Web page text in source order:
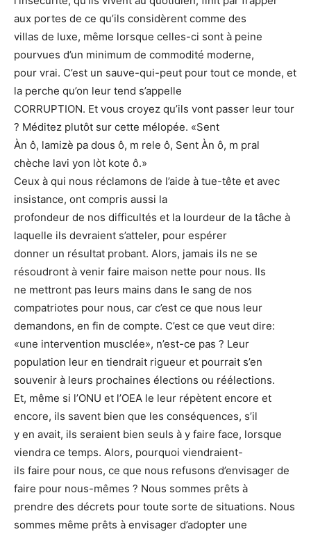
aux portes de ce qu’ils considèrent comme des
villas de luxe, même lorsque celles-ci sont à peine
pourvues d’un minimum de commodité moderne,
pour vrai. C’est un sauve-qui-peut pour tout ce monde, et
la perche qu’on leur tend s’appelle
CORRUPTION. Et vous croyez qu’ils vont passer leur tour
? Méditez plutôt sur cette mélopée. «Sent
Àn ô, lamizè pa dous ô, m rele ô, Sent Àn ô, m pral
chèche lavi yon lòt kote ô.»
Ceux à qui nous réclamons de l’aide à tue-tête et avec
insistance, ont compris aussi la
profondeur de nos difficultés et la lourdeur de la tâche à
laquelle ils devraient s’atteler, pour espérer
donner un résultat probant. Alors, jamais ils ne se
résoudront à venir faire maison nette pour nous. Ils
ne mettront pas leurs mains dans le sang de nos
compatriotes pour nous, car c’est ce que nous leur
demandons, en fin de compte. C’est ce que veut dire:
«une intervention musclée», n’est-ce pas ? Leur
population leur en tiendrait rigueur et pourrait s’en
souvenir à leurs prochaines élections ou réélections.
Et, même si l’ONU et l’OEA le leur répètent encore et
encore, ils savent bien que les conséquences, s’il
y en avait, ils seraient bien seuls à y faire face, lorsque
viendra ce temps. Alors, pourquoi viendraient-
ils faire pour nous, ce que nous refusons d’envisager de
faire pour nous-mêmes ? Nous sommes prêts à
prendre des décrets pour toute sorte de situations. Nous
sommes même prêts à envisager d’adopter une